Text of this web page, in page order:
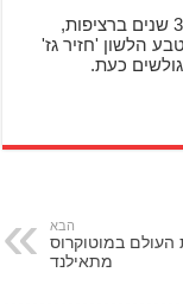
בן 48, רוכב על אופנועים 32 שנים ברציפות,
הלשון 'חזיר גז'
כעת.
הבא
העולם במוטוקרוס
מתאילנד